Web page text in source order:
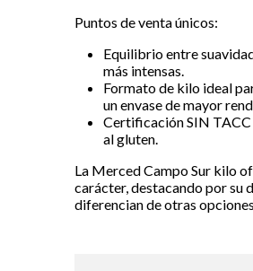
Puntos de venta únicos:
Equilibrio entre
más intensas.
Formato de kilo ideal
un envase de mayor
Certificación SIN TACC
al gluten.
La Merced Campo Sur kilo
carácter, destacando por su
diferencian de otras